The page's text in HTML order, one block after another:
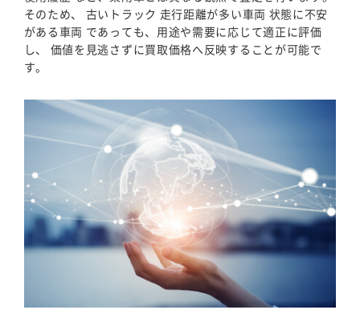
そのため、 古いトラック 走行距離が多い車両 状態に不安
がある車両 であっても、用途や需要に応じて適正に評価
し、 価値を見逃さずに買取価格へ反映することが可能で
す。